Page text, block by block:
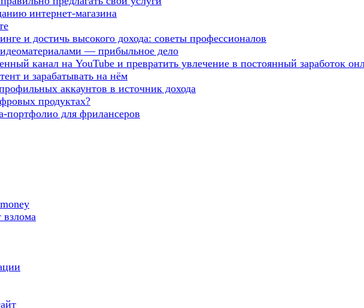
интернет-магазина
и достичь высокого дохода: советы профессионалов
— прибыльное дело
канал на YouTube и превратить увлечение в постоянный заработок
и зарабатывать на нём
аккаунтов в источник дохода
продуктах?
портфолио для фрилансеров
взлома